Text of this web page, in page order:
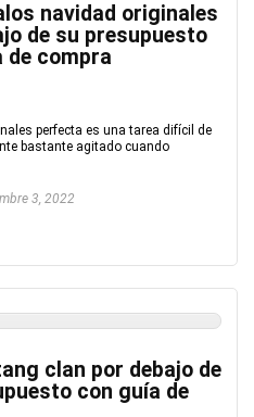
navidad originales
de su presupuesto
de compra
perfecta es una tarea difícil de
bastante agitado cuando
3, 2022
clan por debajo de
con guía de